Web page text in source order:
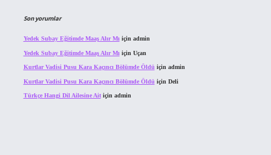
Son yorumlar
Yedek Subay Eğitimde Maaş Alır Mı için admin
Yedek Subay Eğitimde Maaş Alır Mı için Uçan
Kurtlar Vadisi Pusu Kara Kaçıncı Bölümde Öldü için admin
Kurtlar Vadisi Pusu Kara Kaçıncı Bölümde Öldü için Deli
Türkçe Hangi Dil Ailesine Aitiçin admin